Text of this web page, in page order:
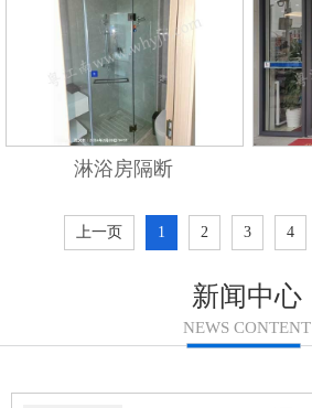
淋浴房隔断
上一页 1 2 3 4
新闻中心
NEWS CONTENT